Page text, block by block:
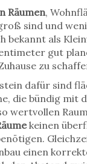
Räumen,
sind und
bekannt als
gut
zu
dafür sind
die bündig mit
wertvollen
keinen
einen